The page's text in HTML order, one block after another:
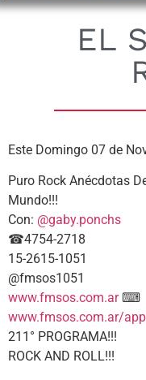
EL
Este Domingo 07 de
Puro Rock Anécdotas
Mundo!!!
Con: @gaby.ponchs
☎4754-2718
15-2615-1051
@fmsos1051
www.fmsos.com.ar⌨
www.fmsos.com.ar/app
211° PROGRAMA!!!
ROCK AND ROLL!!!